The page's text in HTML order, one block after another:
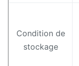
Condition de
stockage